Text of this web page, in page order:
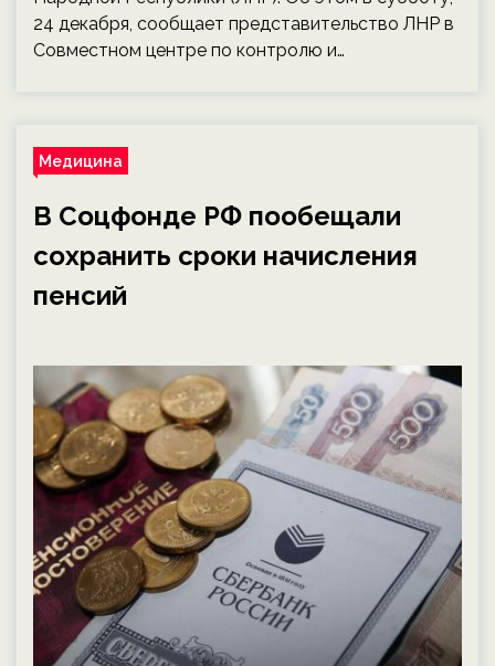
24 декабря, сообщает представительство ЛНР в
Совместном центре по контролю и…
Медицина
В Соцфонде РФ пообещали
сохранить сроки начисления
пенсий